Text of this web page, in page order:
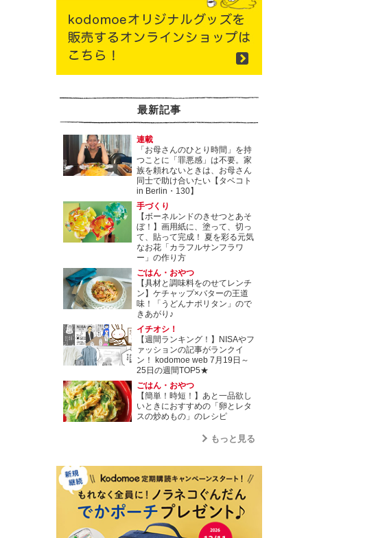
最新記事
連載
「お母さんのひとり時間」を持
つことに「罪悪感」は不要。家
族を頼れないときは、お母さん
同士で助け合いたい【タベコト
in Berlin・130】
手づくり
【ボーネルンドのきせつとあそ
ぼ！】画用紙に、塗って、切っ
て、貼って完成！ 夏を彩る元気
なお花「カラフルサンフラワ
ー」の作り方
ごはん・おやつ
【具材と調味料をのせてレンチ
ン】ケチャップ×バターの王道
味！「うどんナポリタン」ので
きあがり♪
イチオシ！
【週間ランキング！】NISAやフ
ァッションの記事がランクイ
ン！ kodomoe web 7月19日～
25日の週間TOP5★
ごはん・おやつ
【簡単！時短！】あと一品欲し
いときにおすすめの「卵とレタ
スの炒めもの」のレシピ
もっと見る